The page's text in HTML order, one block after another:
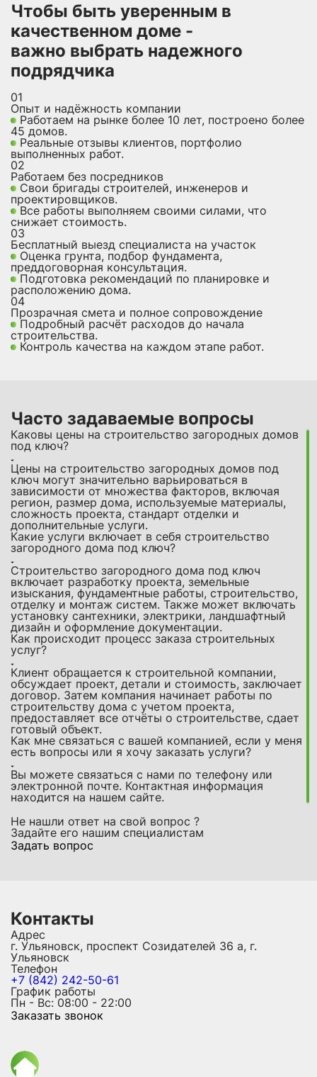
Чтобы быть уверенным в
качественном доме -
важно выбрать надежного
подрядчика
01
Опыт и надёжность компании
Работаем на рынке более 10 лет, построено более
45 домов.
Реальные отзывы клиентов, портфолио
выполненных работ.
02
Работаем без посредников
Свои бригады строителей, инженеров и
проектировщиков.
Все работы выполняем своими силами, что
снижает стоимость.
03
Бесплатный выезд специалиста на участок
Оценка грунта, подбор фундамента,
преддоговорная консультация.
Подготовка рекомендаций по планировке и
расположению дома.
04
Прозрачная смета и полное сопровождение
Подробный расчёт расходов до начала
строительства.
Контроль качества на каждом этапе работ.
Часто задаваемые вопросы
Каковы цены на строительство загородных домов
под ключ?
Цены на строительство загородных домов под
ключ могут значительно варьироваться в
зависимости от множества факторов, включая
регион, размер дома, используемые материалы,
сложность проекта, стандарт отделки и
дополнительные услуги.
Какие услуги включает в себя строительство
загородного дома под ключ?
Строительство загородного дома под ключ
включает разработку проекта, земельные
изыскания, фундаментные работы, строительство,
отделку и монтаж систем. Также может включать
установку сантехники, электрики, ландшафтный
дизайн и оформление документации.
Как происходит процесс заказа строительных
услуг?
Клиент обращается к строительной компании,
обсуждает проект, детали и стоимость, заключает
договор. Затем компания начинает работы по
строительству дома с учетом проекта,
предоставляет все отчёты о строительстве, сдает
готовый объект.
Как мне связаться с вашей компанией, если у меня
есть вопросы или я хочу заказать услуги?
Вы можете связаться с нами по телефону или
электронной почте. Контактная информация
находится на нашем сайте.
Не нашли ответ на свой вопрос ?
Задайте его нашим специалистам
Задать вопрос
Контакты
Адрес
г. Ульяновск, проспект Созидателей 36 а, г.
Ульяновск
Телефон
+7 (842) 242-50-61
График работы
Пн - Вс: 08:00 - 22:00
Заказать звонок